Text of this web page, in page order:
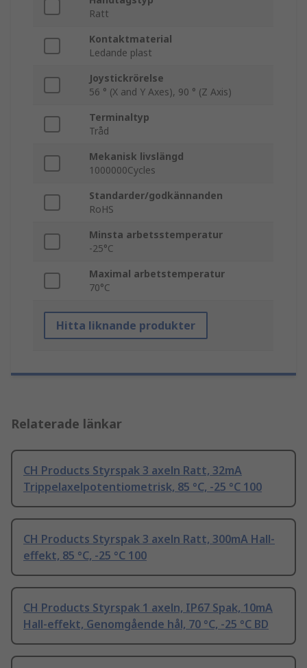
Ratt
Kontaktmaterial
Ledande plast
Joystickrörelse
56 ° (X and Y Axes), 90 ° (Z Axis)
Terminaltyp
Tråd
Mekanisk livslängd
1000000Cycles
Standarder/godkännanden
RoHS
Minsta arbetsstemperatur
-25°C
Maximal arbetstemperatur
70°C
Hitta liknande produkter
Relaterade länkar
CH Products Styrspak 3 axeln Ratt, 32mA
Trippelaxelpotentiometrisk, 85 °C, -25 °C 100
CH Products Styrspak 3 axeln Ratt, 300mA Hall-
effekt, 85 °C, -25 °C 100
CH Products Styrspak 1 axeln, IP67 Spak, 10mA
Hall-effekt, Genomgående hål, 70 °C, -25 °C BD